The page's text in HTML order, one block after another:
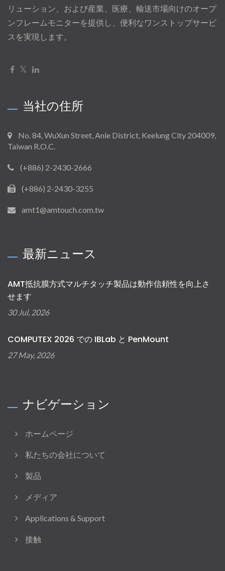
リューション、および産業、医療、輸送市場向けのオープ
ンフレームモニターを提供し、便利なワンストップサービ
スを実現します。
当社の住所
No. 84, WuXun Street, Anle District, Keelung City 204009,
Taiwan R.O.C.
(+886) 2-2430-2666
(+886) 2-2430-3255
amt1@amtouch.com.tw
最新ニュース
AMT抵抗膜方式マルチタッチ製品は動作信頼性を向上さ
せます
30 Jul, 2026
COMPUTEX 2026 での IBLab と PenMount
27 May, 2026
ナビゲーション
ホームページ
私たちの会社について
製品
メディア
Applications & Support
接触